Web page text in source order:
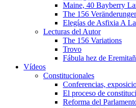
Maine, 40 Bayberry
The 156
Elegías de Asfixia A
Lecturas del Autor
The 156 Variations
Trovo
Fábula hez de
Vídeos
Constitucionales
Conferencias,
El proceso de
Reforma del